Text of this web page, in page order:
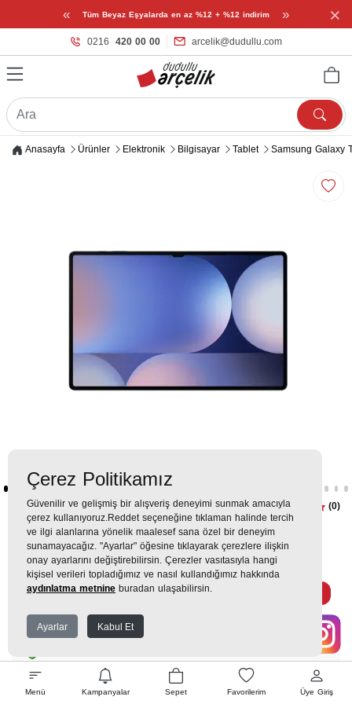
« Tüm Beyaz Eşyalarda en az %12 + %12 indirim » ×
0216 420 00 00 arcelik@dudullu.com
Menü Kampanyalar Sepet Favorilerim Üye Giriş
Anasayfa Ürünler Elektronik Bilgisayar Tablet Samsung Galaxy
Samsung Galaxy Tab S10 Ultra
512GB Gri Tablet
(0)
40.999TL
4.555 TLx 9 Taksit = 40.999 TL Ekstra İndirim %12 =
WHATSAPP SİPARİŞ
Çerez Politikamız
Güvenilir ve gelişmiş bir alışveriş deneyimi sunmak amacıyla
çerez kullanıyoruz.Reddet seçeneğine tıklaman halinde tercih
ve ilgi alanlarına yönelik maalesef sana özel bir deneyim
sunamayacağız. "Ayarlar" öğesine tıklayarak çerezlere ilişkin
onay ayarlarını değiştirebilirsin. Çerezler vasıtasıyla hangi
kişisel verileri topladığımız ve nasıl kullandığımız hakkında
aydınlatma metnine buradan ulaşabilirsin.
Ayarlar Kabul Et